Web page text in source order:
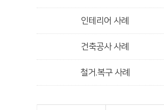
인테리어 사례
건축공사 사례
철거.복구 사례